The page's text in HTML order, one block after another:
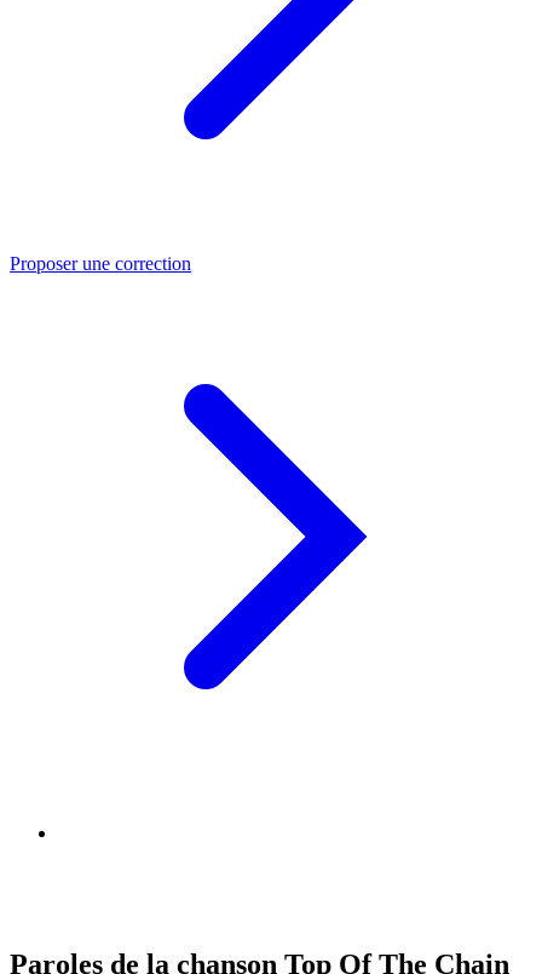
Proposer une correction
Paroles de la chanson Top Of The Chain